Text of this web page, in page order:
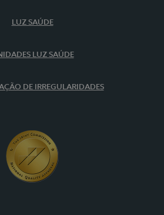
LUZ SAÚDE
LUZ SAÚDE
DE IRREGULARIDADES